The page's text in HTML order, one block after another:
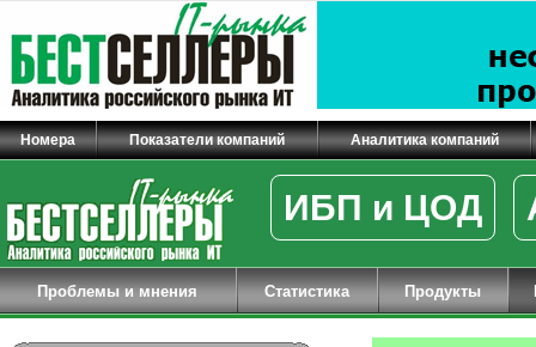
Номера Показатели компаний Аналитика компаний
ИБП и ЦОД
Проблемы и мнения Статистика Продукты